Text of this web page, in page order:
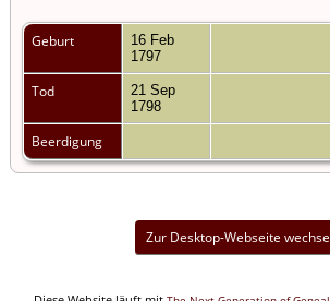
Geburt
16 Feb
1797
Tod
21 Sep
1798
Beerdigung
Zur Desktop-Webseite